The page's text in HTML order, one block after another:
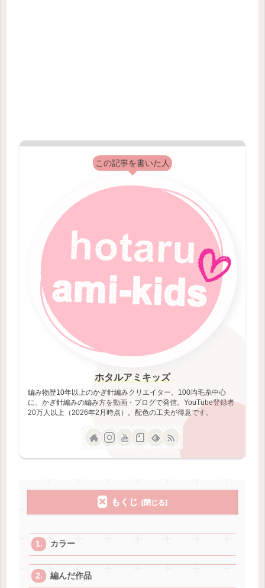
この記事を書いた人
ホタルアミキッズ
編み物歴10年以上のかぎ針編みクリエイター。100均毛糸中心
に、かぎ針編みの編み方を動画・ブログで発信。YouTube登録者
20万人以上（2026年2月時点）。配色の工夫が得意です。
もくじ
カラー
編んだ作品